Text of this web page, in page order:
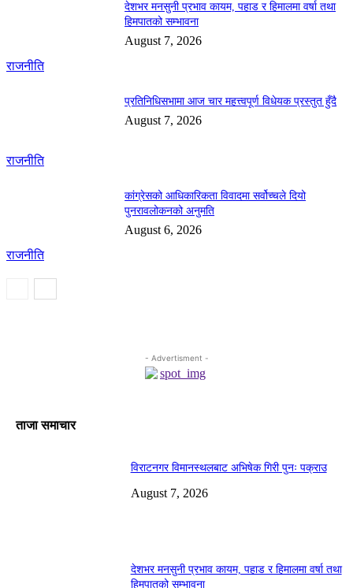
राजनीति
देशभर मनसुनी प्रभाव कायम, पहाड र हिमालमा वर्षा तथा
हिमपातको सम्भावना
August 7, 2026
राजनीति
प्रतिनिधिसभामा आज चार महत्त्वपूर्ण विधेयक प्रस्तुत हुँदै
August 7, 2026
राजनीति
कांग्रेसको आधिकारिकता विवादमा सर्वोच्चले दियो
पुनरावलोकनको अनुमति
August 6, 2026
- Advertisment -
ताजा समाचार
विराटनगर विमानस्थलबाट अभिषेक गिरी पुनः पक्राउ
August 7, 2026
देशभर मनसुनी प्रभाव कायम, पहाड र हिमालमा वर्षा तथा
हिमपातको सम्भावना